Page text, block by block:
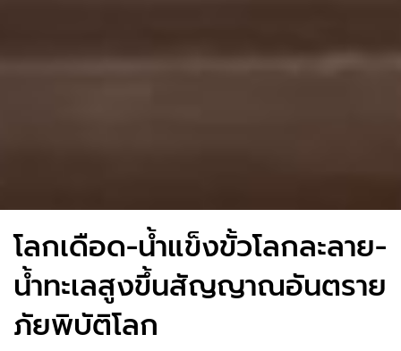
โลกเดือด-น้ำแข็งขั้วโลกละลาย-
น้ำทะเลสูงขึ้นสัญญาณอันตราย
ภัยพิบัติโลก